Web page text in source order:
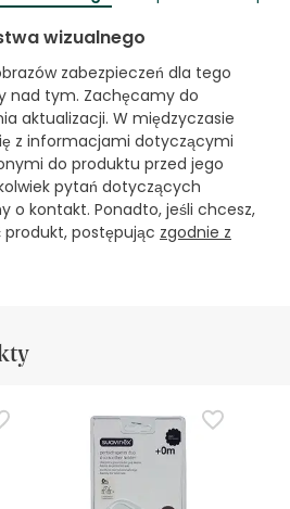
wizualnego
zabezpieczeń dla tego
nad tym. Zachęcamy do
aktualizacji. W międzyczasie
z informacjami dotyczącymi
do produktu przed jego
pytań dotyczących
o kontakt. Ponadto, jeśli chcesz,
produkt, postępując zgodnie z